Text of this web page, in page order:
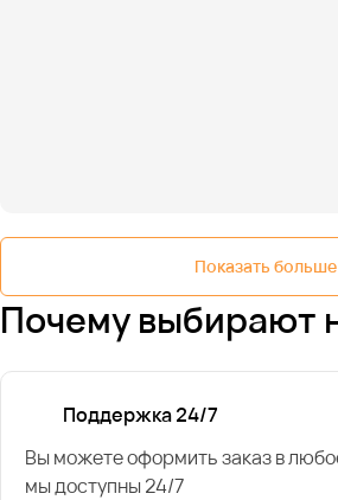
Показать больше
Почему выбирают
Поддержка 24/7
Вы можете оформить заказ в
мы доступны 24/7